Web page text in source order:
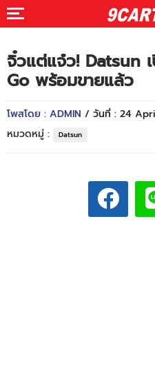
จิ๋วแต่แจ๋ว! Datsun
Go พร้อมขายแล้ว
โพสโดย : ADMIN / วันที่ : 24
หมวดหมู่ :
Datsun